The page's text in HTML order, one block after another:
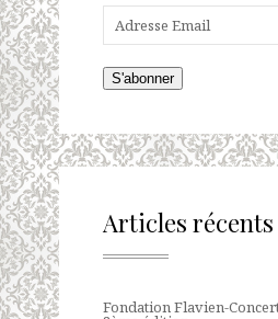
S'abonner
Articles récents
Fondation Flavien-